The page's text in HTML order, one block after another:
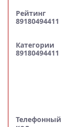
Рейтинг
89180494411
Категории
89180494411
Телефонный